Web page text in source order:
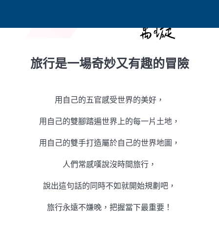
旅行是一場奇妙又有趣的冒險
用自己的五官感受世界的美好，
用自己的雙腳踏遍世界上的每一片土地，
用自己的雙手打造屬於自己的世界地圖，
人們常感嘆說沒時間旅行，
說出這句話的同時不如就開始規劃吧，
旅行永遠不嫌晚，把握當下最重要！